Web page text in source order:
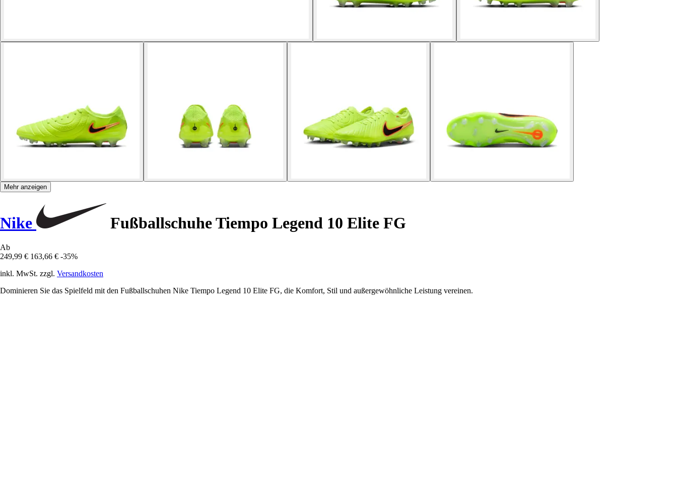
Mehr anzeigen
Nike Fußballschuhe Tiempo Legend 10 Elite FG
Ab
249,99 € 163,66 € -35%
inkl. MwSt. zzgl. Versandkosten
Dominieren Sie das Spielfeld mit den Fußballschuhen Nike Tiempo Legend 10 Elite FG, die Komfort, Stil und außergewöhnliche Leistung vereinen.